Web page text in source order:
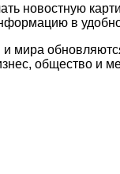
новостную
в
и мира
общество и